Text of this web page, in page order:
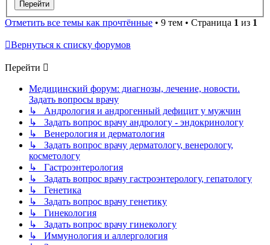
Отметить все темы как прочтённые • 9 тем • Страница 1 из 1
Вернуться к списку форумов
Перейти
Медицинский форум: диагнозы, лечение, новости.
Задать вопросы врачу
↳ Андрология и андрогенный дефицит у мужчин
↳ Задать вопрос врачу андрологу - эндокринологу
↳ Венерология и дерматология
↳ Задать вопрос врачу дерматологу, венерологу,
косметологу
↳ Гастроэнтерология
↳ Задать вопрос врачу гастроэнтерологу, гепатологу
↳ Генетика
↳ Задать вопрос врачу генетику
↳ Гинекология
↳ Задать вопрос врачу гинекологу
↳ Иммунология и аллергология